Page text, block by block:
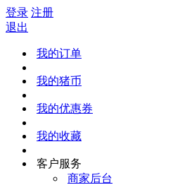
登录 注册
退出
我的订单
我的猪币
我的优惠券
我的收藏
客户服务
商家后台